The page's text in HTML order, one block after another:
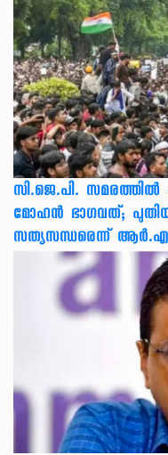
സി.ജെ.പി. സമരത്തിൽ
മോഹൻ ഭാഗവത്;
സത്യസന്ധരെന്ന്